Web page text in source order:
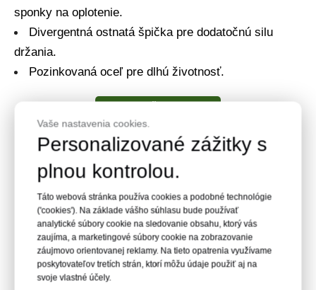
sponky na oplotenie.
Divergentná ostnatá špička pre dodatočnú silu
držania.
Pozinkovaná oceľ pre dlhú životnosť.
Vaše nastavenia cookies.
Personalizované zážitky s
plnou kontrolou.
Táto webová stránka používa cookies a podobné technológie
('cookies'). Na základe vášho súhlasu bude používať
analytické súbory cookie na sledovanie obsahu, ktorý vás
zaujíma, a marketingové súbory cookie na zobrazovanie
záujmovo orientovanej reklamy. Na tieto opatrenia využívame
poskytovateľov tretích strán, ktorí môžu údaje použiť aj na
svoje vlastné účely.